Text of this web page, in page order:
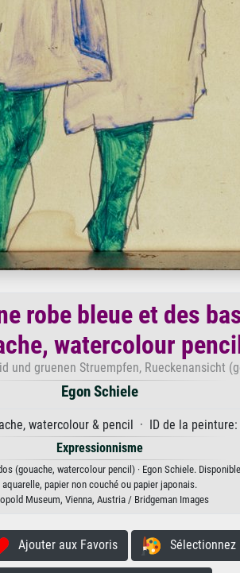
robe bleue et des
watercolour
und gruenen Struempfen, Rueckenansicht
Egon Schiele
watercolour & pencil · ID de la peinture:
Expressionnisme
(gouache, watercolour pencil) · Egon Schiele.
aquarelle, papier non couché ou papier japonais.
Museum, Vienna, Austria / Bridgeman Images
Ajouter aux Favoris Sélectionnez